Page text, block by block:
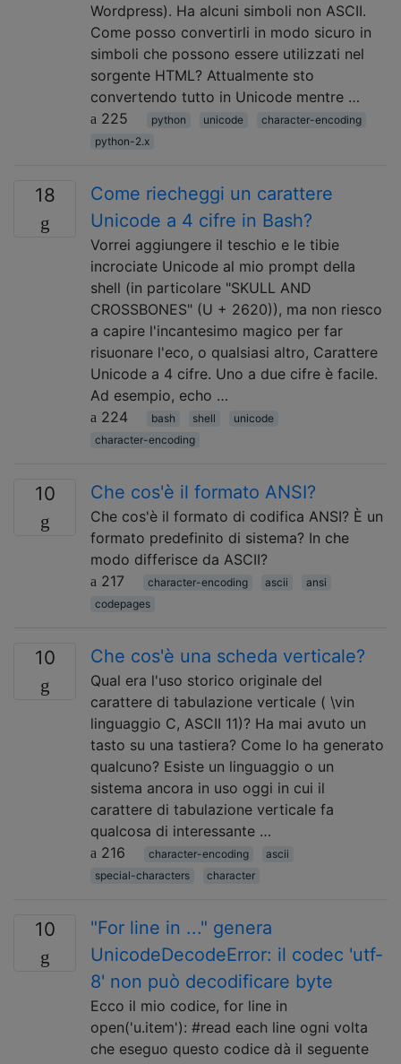
Wordpress). Ha alcuni simboli non ASCII.
Come posso convertirli in modo sicuro in
simboli che possono essere utilizzati nel
sorgente HTML? Attualmente sto
convertendo tutto in Unicode mentre …
225
python unicode
character-encoding
python-2.x
18
Come riecheggi un carattere
Unicode a 4 cifre in Bash?
Vorrei aggiungere il teschio e le tibie
incrociate Unicode al mio prompt della
shell (in particolare "SKULL AND
CROSSBONES" (U + 2620)), ma non riesco
a capire l'incantesimo magico per far
risuonare l'eco, o qualsiasi altro, Carattere
Unicode a 4 cifre. Uno a due cifre è facile.
Ad esempio, echo …
224
bash shell
unicode
character-encoding
10 Che cos'è il formato ANSI?
Che cos'è il formato di codifica ANSI? È un
formato predefinito di sistema? In che
modo differisce da ASCII?
217
character-encoding ascii
ansi
codepages
10 Che cos'è una scheda verticale?
Qual era l'uso storico originale del
carattere di tabulazione verticale ( \vin
linguaggio C, ASCII 11)? Ha mai avuto un
tasto su una tastiera? Come lo ha generato
qualcuno? Esiste un linguaggio o un
sistema ancora in uso oggi in cui il
carattere di tabulazione verticale fa
qualcosa di interessante …
216
character-encoding
ascii
special-characters
character
10
"For line in ..." genera
UnicodeDecodeError: il codec 'utf-
8' non può decodificare byte
Ecco il mio codice, for line in
open('u.item'): #read each line ogni volta
che eseguo questo codice dà il seguente